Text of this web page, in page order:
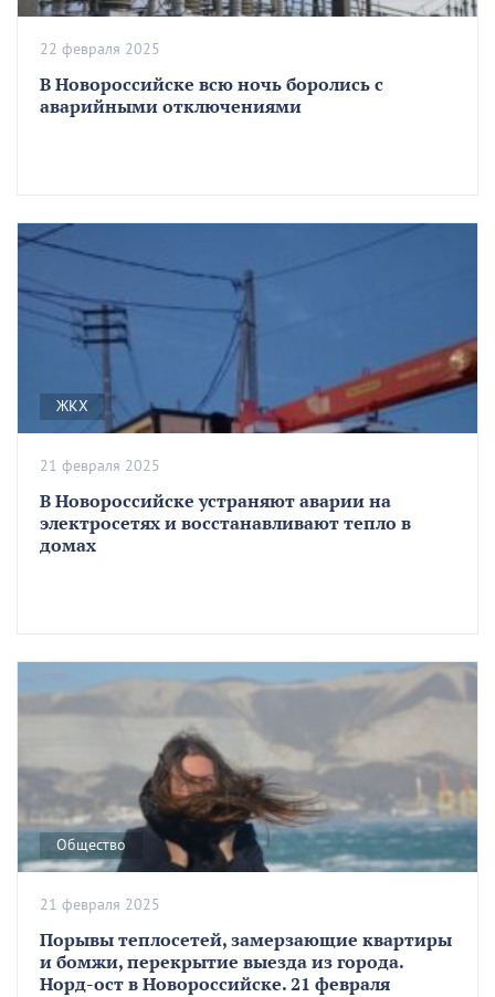
В Новороссийске всю ночь боролись с
аварийными отключениями
22 февраля 2025
ЖКХ
В Новороссийске устраняют аварии на
электросетях и восстанавливают тепло в
домах
21 февраля 2025
Общество
Порывы теплосетей, замерзающие квартиры
и бомжи, перекрытие выезда из города.
Норд-ост в Новороссийске. 21 февраля
21 февраля 2025